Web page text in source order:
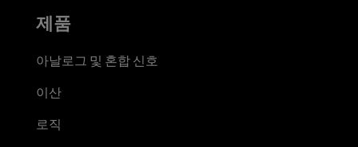
제품
아날로그 및 혼합 신호
이산
로직